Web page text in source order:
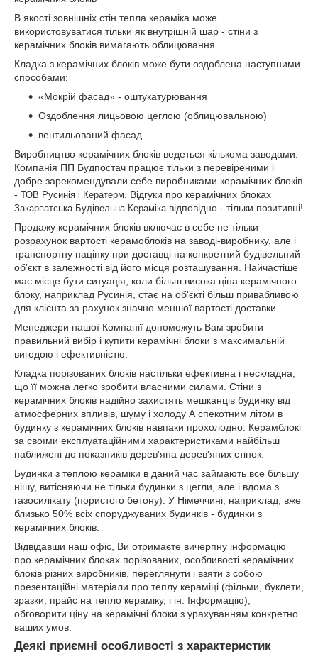
В якості зовнішніх стін тепла кераміка може
використовуватися тільки як внутрішній шар - стіни з
керамічних блоків вимагають облицювання.
Кладка з керамічних блоків може бути оздоблена наступними
способами:
«Мокрій фасад» - оштукатурювання
Оздоблення лицьовою цеглою (облицювальною)
вентильований фасад
Виробництво керамічних блоків ведеться кількома заводами.
Компанія ПП Будпостач працює тільки з перевіреними і
добре зарекомендували себе виробниками керамічних блоків
- ТОВ Русинія і Кератерм . Відгуки про керамічних блоках
Закарпатська Будівельна Кераміка відповідно - тільки позитивні!
Продажу керамічних блоків включає в себе не тільки
розрахунок вартості керамоблоків на заводі-виробнику, але і
транспортну націнку при доставці на конкретний будівельний
об'єкт в залежності від його місця розташування. Найчастіше
має місце бути ситуація, коли більш висока ціна керамічного
блоку, наприклад Русинія, стає на об'єкті більш привабливою
для клієнта за рахунок значно меншої вартості доставки.
Менеджери нашої Компанії допоможуть Вам зробити
правильний вибір і купити керамічні блоки з максимальній
вигодою і ефективністю.
Кладка порізованих блоків настільки ефективна і нескладна,
що її можна легко зробити власними силами. Стіни з
керамічних блоків надійно захистять мешканців будинку від
атмосферних впливів, шуму і холоду А спекотним літом в
будинку з керамічних блоків навпаки прохолодно. Керамблокі
за своїми експлуатаційними характеристиками найбільш
наближені до показників дерев'яна дерев'яних стінок.
Будинки з теплою кераміки в даний час займають все більшу
нішу, витісняючи не тільки будинки з цегли, але і вдома з
газосилікату (пористого бетону). У Німеччині, наприклад, вже
близько 50% всіх споруджуваних будинків - будинки з
керамічних блоків.
Відвідавши наш офіс, Ви отримаєте вичерпну інформацію
про керамічних блоках порізованих, особливості керамічних
блоків різних виробників, переглянути і взяти з собою
презентаційні матеріали про теплу кераміці (фільми, буклети,
зразки, прайс на тепло кераміку, і ін. Інформацію),
обговорити ціну на керамічні блоки з урахуванням конкретно
ваших умов.
Деякі приємні особливості з характеристик